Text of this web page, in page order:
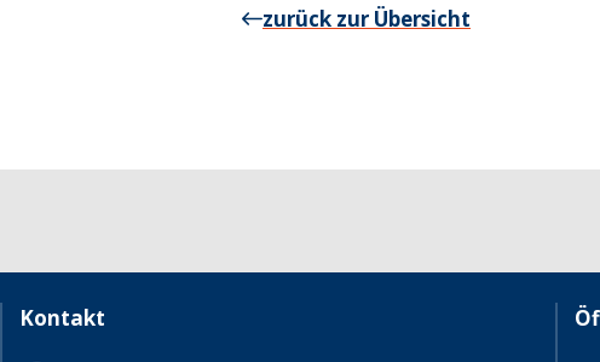
zurück zur Übersicht
Kontakt